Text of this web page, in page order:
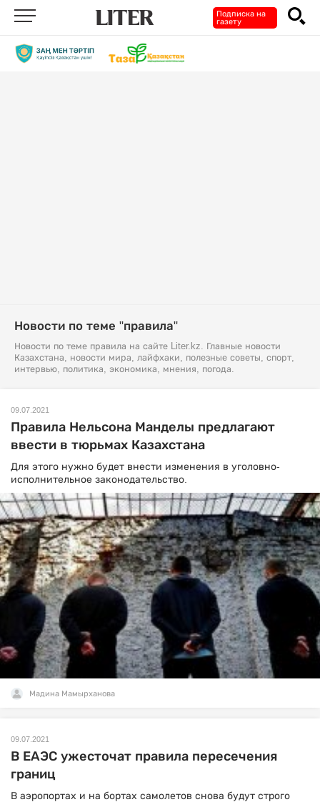
Подписка на
газету
Новости по теме "правила"
Новости по теме правила на сайте Liter.kz. Главные новости
Казахстана, новости мира, лайфхаки, полезные советы, спорт,
интервью, политика, экономика, мнения, погода.
09.07.2021
Правила Нельсона Манделы предлагают
ввести в тюрьмах Казахстана
Для этого нужно будет внести изменения в уголовно-
исполнительное законодательство.
Мадина Мамырханова
09.07.2021
В ЕАЭС ужесточат правила пересечения
границ
В аэропортах и на бортах самолетов снова будут строго